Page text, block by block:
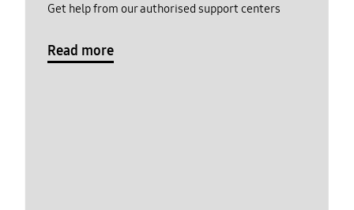
Get help from our authorised support centers
Read more